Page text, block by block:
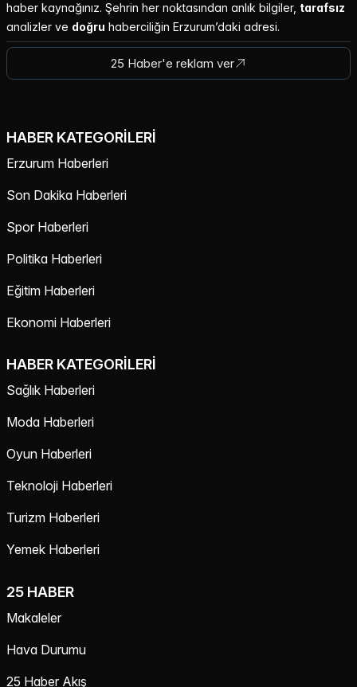
haber kaynağınız. Şehrin her noktasından anlık bilgiler, tarafsız
analizler ve doğru haberciliğin Erzurum’daki adresi.
25 Haber'e reklam ver
HABER KATEGORILERI
Erzurum Haberleri
Son Dakika Haberleri
Spor Haberleri
Politika Haberleri
Eğitim Haberleri
Ekonomi Haberleri
HABER KATEGORILERI
Sağlık Haberleri
Moda Haberleri
Oyun Haberleri
Teknoloji Haberleri
Turizm Haberleri
Yemek Haberleri
25 HABER
Makaleler
Hava Durumu
25 Haber Akış